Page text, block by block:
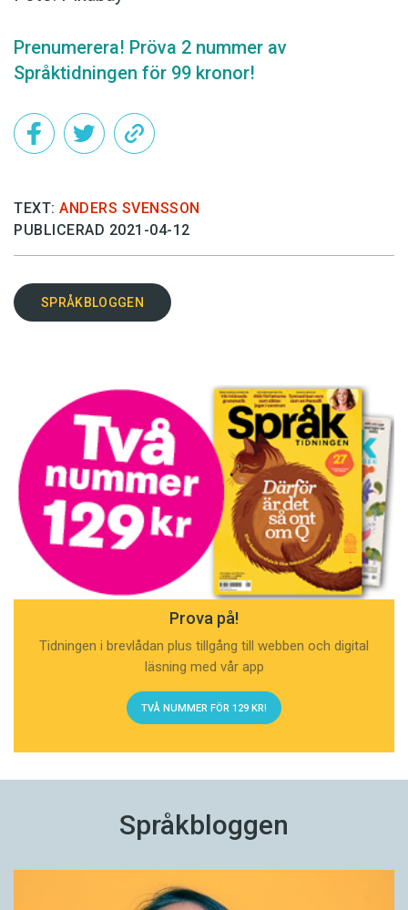
Prenumerera! Pröva 2 nummer av
Språktidningen för 99 kronor!
TEXT: ANDERS SVENSSON
PUBLICERAD 2021-04-12
SPRÅKBLOGGEN
Prova på!
Tidningen i brevlådan plus tillgång till webben och digital
läsning med vår app
TVÅ NUMMER FÖR 129 KR!
Språkbloggen